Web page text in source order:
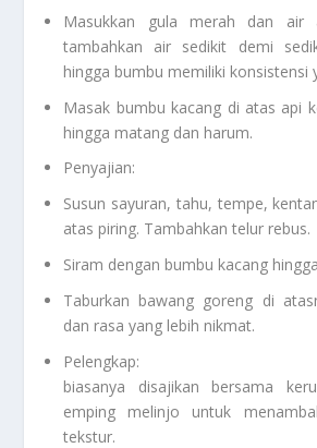
Masukkan gula merah dan air
tambahkan air sedikit demi
hingga bumbu memiliki konsistensi
Masak bumbu kacang di atas api
hingga matang dan harum.
Penyajian:
Susun sayuran, tahu, tempe,
atas piring. Tambahkan telur rebus.
Siram dengan bumbu kacang
Taburkan bawang goreng di
dan rasa yang lebih nikmat.
Pelengkap:
biasanya disajikan bersama
emping melinjo untuk
tekstur.